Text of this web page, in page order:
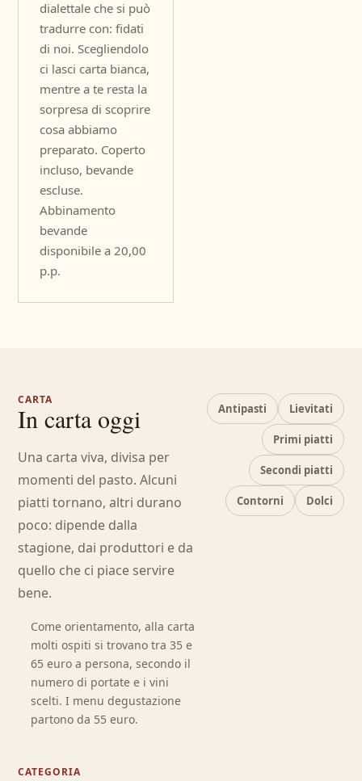
dialettale che si può
tradurre con: fidati
di noi. Scegliendolo
ci lasci carta bianca,
mentre a te resta la
sorpresa di scoprire
cosa abbiamo
preparato. Coperto
incluso, bevande
escluse.
Abbinamento
bevande
disponibile a 20,00
p.p.
CARTA
In carta oggi
Una carta viva, divisa per
momenti del pasto. Alcuni
piatti tornano, altri durano
poco: dipende dalla
stagione, dai produttori e da
quello che ci piace servire
bene.
Come orientamento, alla carta
molti ospiti si trovano tra 35 e
65 euro a persona, secondo il
numero di portate e i vini
scelti. I menu degustazione
partono da 55 euro.
Antipasti Lievitati
Primi piatti
Secondi piatti
Contorni Dolci
CATEGORIA